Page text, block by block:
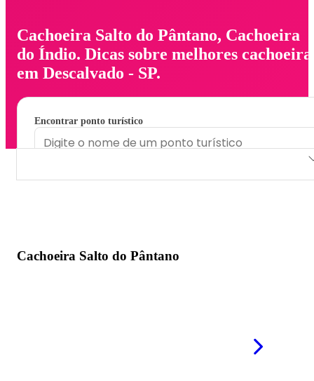
Cachoeira Salto do Pântano, Cachoeira
do Índio. Dicas sobre melhores
em Descalvado - SP.
Encontrar ponto turístico
Cachoeira Salto do Pântano